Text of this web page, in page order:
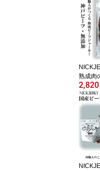
各20g
ャーキ
ンド肉
ト 国
熟成肉
ャーキ
クジャ
F 国産
2,820